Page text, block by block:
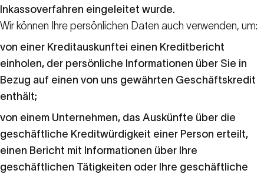
Inkassoverfahren eingeleitet wurde.
Wir können Ihre persönlichen Daten auch verwenden, um:
von einer Kreditauskunftei einen Kreditbericht
einholen, der persönliche Informationen über Sie in
Bezug auf einen von uns gewährten Geschäftskredit
enthält;
von einem Unternehmen, das Auskünfte über die
geschäftliche Kreditwürdigkeit einer Person erteilt,
einen Bericht mit Informationen über Ihre
geschäftlichen Tätigkeiten oder Ihre geschäftliche